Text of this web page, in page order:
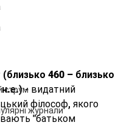
струм
журнали
460 – близько
- видатний
філософ, якого
"батьком